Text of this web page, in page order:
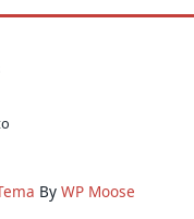
By WP Moose